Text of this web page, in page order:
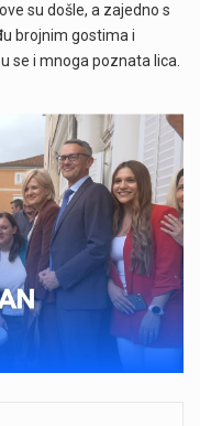
su došle, a zajedno s
brojnim gostima i
se i mnoga poznata lica.